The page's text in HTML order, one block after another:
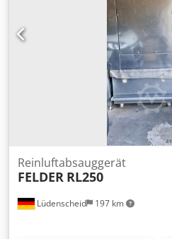
Lüdenscheid 197 km
Reinluftabsauggerät
FELDER RL250